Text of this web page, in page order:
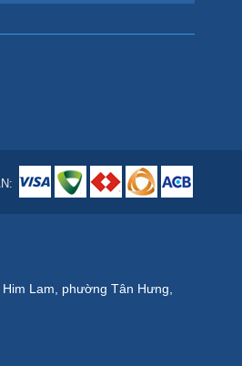
Lam, phường Tân Hưng,